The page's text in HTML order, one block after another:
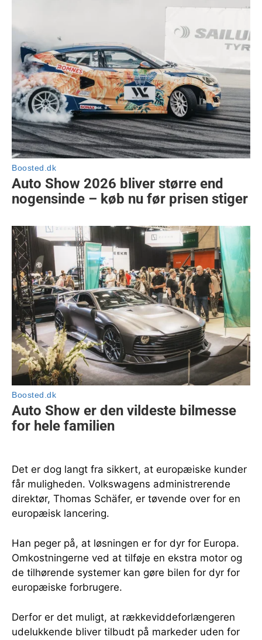
Det er dog langt fra sikkert, at europæiske kunder
får muligheden. Volkswagens administrerende
direktør, Thomas Schäfer, er tøvende over for en
europæisk lancering.
Han peger på, at løsningen er for dyr for Europa.
Omkostningerne ved at tilføje en ekstra motor og
de tilhørende systemer kan gøre bilen for dyr for
europæiske forbrugere.
Derfor er det muligt, at rækkeviddeforlængeren
udelukkende bliver tilbudt på markeder uden for